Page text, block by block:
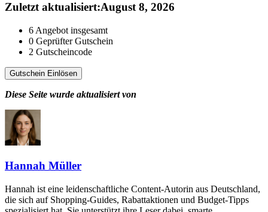
Zuletzt aktualisiert:August 8, 2026
6 Angebot insgesamt
0 Geprüfter Gutschein
2 Gutscheincode
Gutschein Einlösen
Diese Seite wurde aktualisiert von
Hannah Müller
Hannah ist eine leidenschaftliche Content-Autorin aus Deutschland,
die sich auf Shopping-Guides, Rabattaktionen und Budget-Tipps